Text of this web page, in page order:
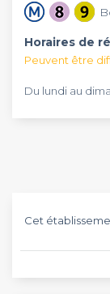
Horaires de
Peuvent être
Du lundi au
Cet